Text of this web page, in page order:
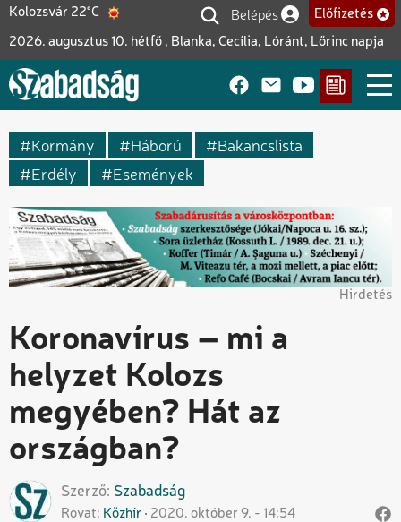
Ugrás
tartalomra
Kolozsvár 22°C
2026. augusztus 10. hétfő , Blanka, Cecília, Lóránt, Lőrinc napja
Felhasználói fiók
Belépés Előfizetés
Kormány Háború
Bakancslista
Erdély
Események
Hirdetés
Koronavírus – mi a
helyzet Kolozs
megyében? Hát az
országban?
Szerző Szabadság
Rovat Közhír 2020. október 9. - 14:54